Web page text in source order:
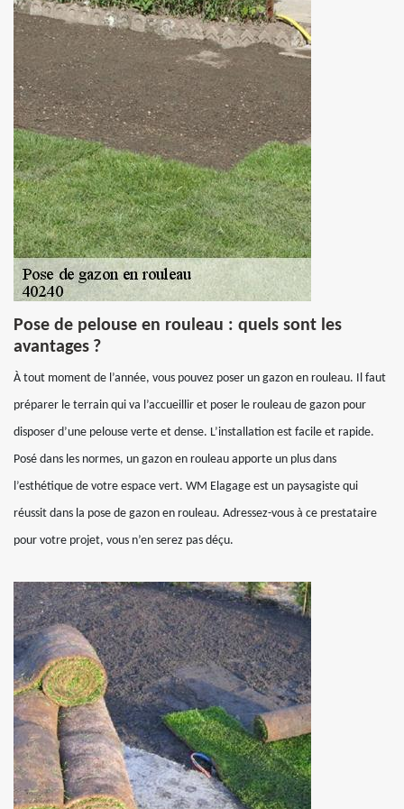
Pose de pelouse en rouleau : quels sont les
avantages ?
À tout moment de l’année, vous pouvez poser un gazon en rouleau. Il faut
préparer le terrain qui va l’accueillir et poser le rouleau de gazon pour
disposer d’une pelouse verte et dense. L’installation est facile et rapide.
Posé dans les normes, un gazon en rouleau apporte un plus dans
l’esthétique de votre espace vert. WM Elagage est un paysagiste qui
réussit dans la pose de gazon en rouleau. Adressez-vous à ce prestataire
pour votre projet, vous n’en serez pas déçu.